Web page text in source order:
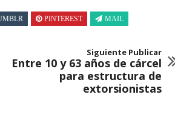
PINTEREST MAIL
Siguiente Publicar
Entre 10 y 63 años de cárcel
para estructura de
extorsionistas